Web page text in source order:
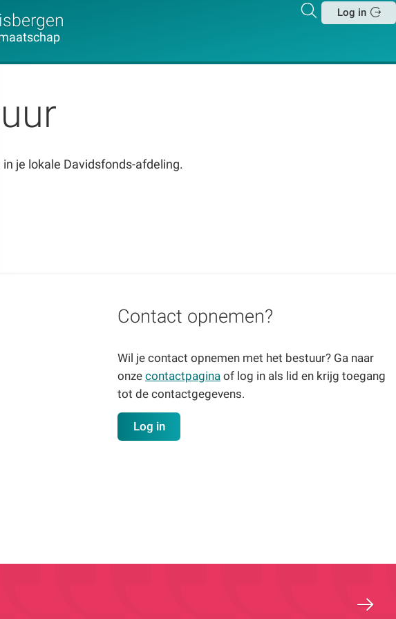
Zoeken
Log in
je lokale Davidsfonds-afdeling.
Contact opnemen?
Wil je contact opnemen met het bestuur? Ga naar
onzecontactpagina of log in als lid en krijg toegang
tot de contactgegevens.
Log in